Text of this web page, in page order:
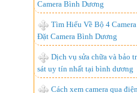
Dịch vụ sửa chữa và bảo
sát uy tín nhất tại bình dương
Cách xem camera qua
IOS/Android bằng phần mềm
Dịch vụ gắn camera quan